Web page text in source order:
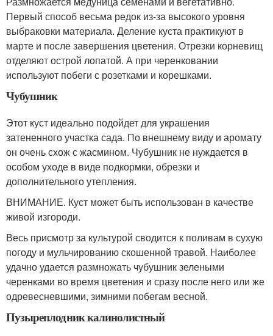
Первый способ весьма редок из-за высокого уровня
выбраковки материала. Деление куста практикуют в
марте и после завершения цветения. Отрезки корневищ
отделяют острой лопатой. А при черенковании
используют побеги с розетками и корешками.
Чубушник
Этот куст идеально подойдет для украшения
затененного участка сада. По внешнему виду и аромату
он очень схож с жасмином. Чубушник не нуждается в
особом уходе в виде подкормки, обрезки и
дополнительного утепления.
ВНИМАНИЕ. Куст может быть использован в качестве
живой изгороди.
Весь присмотр за культурой сводится к поливам в сухую
погоду и мульчированию скошенной травой. Наиболее
удачно удается размножать чубушник зелеными
черенками во время цветения и сразу после него или же
одревесневшими, зимними побегам весной.
Пузыреплодник калинолистный